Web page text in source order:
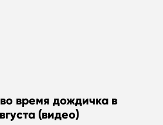
время дождичка в
(видео)